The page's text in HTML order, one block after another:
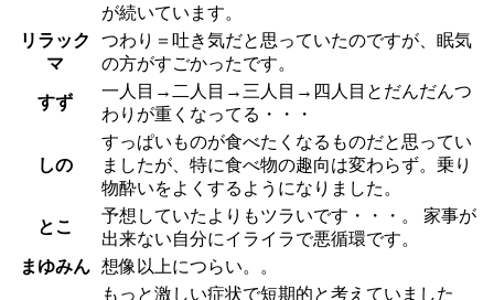
が続いています。
リラック
マ
つわり＝吐き気だと思っていたのですが、眠気
の方がすごかったです。
すず
一人目→二人目→三人目→四人目とだんだんつ
わりが重くなってる・・・
しの
すっぱいものが食べたくなるものだと思ってい
ましたが、特に食べ物の趣向は変わらず。乗り
物酔いをよくするようになりました。
とこ
予想していたよりもツラいです・・・。 家事が
出来ない自分にイライラで悪循環です。
まゆみん
想像以上につらい。。
もっと激しい症状で短期的と考えていました